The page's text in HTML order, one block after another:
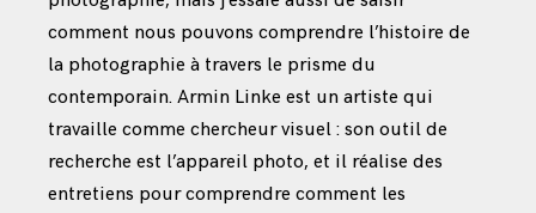
comment nous pouvons comprendre l’histoire de
la photographie à travers le prisme du
contemporain. Armin Linke est un artiste qui
travaille comme chercheur visuel : son outil de
recherche est l’appareil photo, et il réalise des
entretiens pour comprendre comment les